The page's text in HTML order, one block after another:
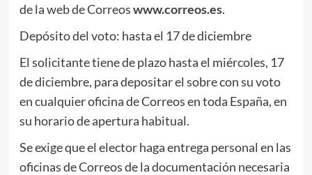
de la web de Correoswww.correos.es.
Depósito del voto: hasta el 17 de diciembre
El solicitante tiene de plazo hasta el miércoles, 17
de diciembre, para depositar el sobre con su voto
en cualquier oficina de Correos en toda España, en
su horario de apertura habitual.
Se exige que el elector haga entrega personal en las
oficinas de Correos de la documentación necesaria